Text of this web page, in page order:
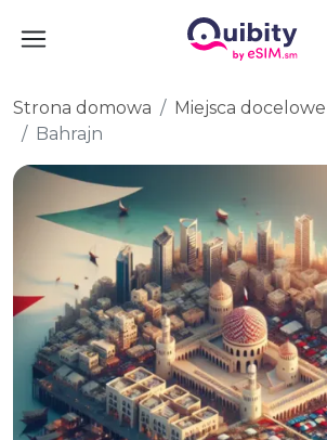
Strona domowa Miejsca docelowe
Bahrajn